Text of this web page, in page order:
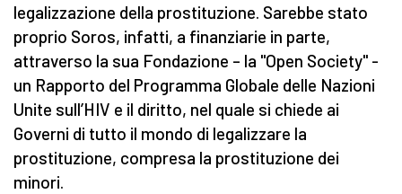
legalizzazione della prostituzione. Sarebbe stato
proprio Soros, infatti, a finanziarie in parte,
attraverso la sua Fondazione – la "Open Society" -
un Rapporto del Programma Globale delle Nazioni
Unite sull’HIV e il diritto, nel quale si chiede ai
Governi di tutto il mondo di legalizzare la
prostituzione, compresa la prostituzione dei
minori.